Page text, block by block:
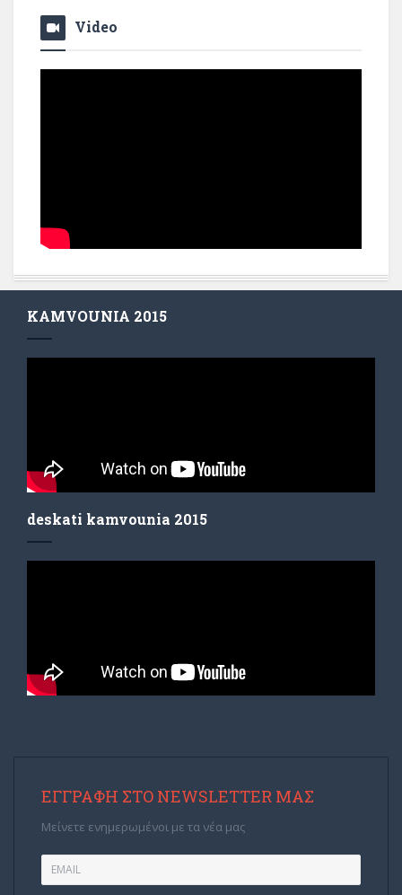
Video
KAMVOUNIA 2015
deskati kamvounia 2015
ΕΓΓΡΑΦΉ ΣΤΟ NEWSLETTER ΜΑΣ
Μείνετε ενημερωμένοι με τα νέα μας